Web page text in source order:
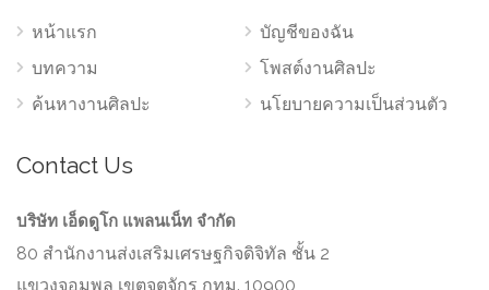
หน้าแรก
บทความ
ค้นหางานศิลปะ
บัญชีของฉัน
โพสต์งานศิลปะ
นโยบายความเป็นส่วนตัว
Contact Us
บริษัท เอ็ดดูโก แพลนเน็ท จำกัด
80 สำนักงานส่งเสริมเศรษฐกิจดิจิทัล ชั้น 2
แขวงจอมพล เขตจตุจักร กทม. 10900